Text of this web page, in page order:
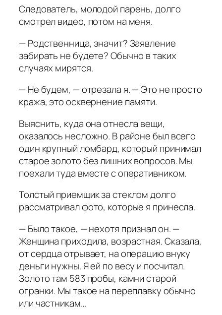
Следователь, молодой парень, долго
смотрел видео, потом на меня.
— Родственница, значит? Заявление
забирать не будете? Обычно в таких
случаях мирятся.
— Не будем, — отрезала я. — Это не просто
кража, это осквернение памяти.
Выяснить, куда она отнесла вещи,
оказалось несложно. В районе был всего
один крупный ломбард, который принимал
старое золото без лишних вопросов. Мы
поехали туда вместе с оперативником.
Толстый приемщик за стеклом долго
рассматривал фото, которые я принесла.
— Было такое, — нехотя признал он. —
Женщина приходила, возрастная. Сказала,
от сердца отрывает, на операцию внуку
деньги нужны. Я ей по весу и посчитал.
Золото там 583 пробы, камни старой
огранки. Мы такое на переплавку обычно
или частникам…